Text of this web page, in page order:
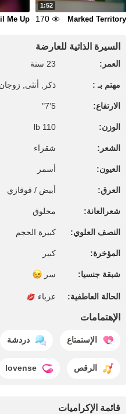
1:52
Marked Territory
170
Me Up
السيرة الذاتية للعارضة
العمر: 23 سنة
مهتم بـ : ذكر, أنثى,
الارتفاع: 5'7"
الوزن: 110 lb
الشعر: شقراء
العيون: أسمر
العرق: أبيض / قوقازي
شعرالعانة: محلوق
النصف العلوي: كبيرة الحجم
المؤخرة: كبير
شبقة جنسيا: سر
الحالة العاطفية: عزباء
الإهتمامات
الإستمتاع دردشة
الرقص lovense
قائمة الإكراميات